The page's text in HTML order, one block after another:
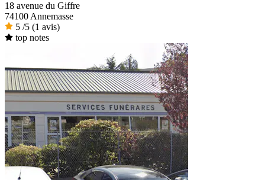
18 avenue du Giffre
74100 Annemasse
5 /5 (1 avis)
top notes